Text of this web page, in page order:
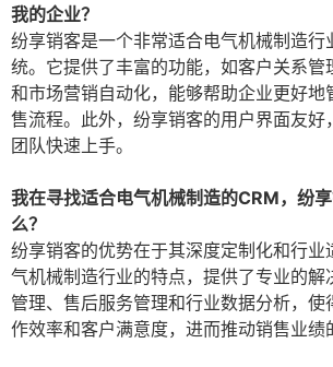
我的企业？
纷享销客是一个非常适合电气机械制造行
统。它提供了丰富的功能，如客户关系管
和市场营销自动化，能够帮助企业更好地
售流程。此外，纷享销客的用户界面友好
团队快速上手。
我在寻找适合电气机械制造的CRM，纷
么？
纷享销客的优势在于其深度定制化和行业
气机械制造行业的特点，提供了专业的解
管理、售后服务管理和行业数据分析，使
作效率和客户满意度，进而推动销售业绩